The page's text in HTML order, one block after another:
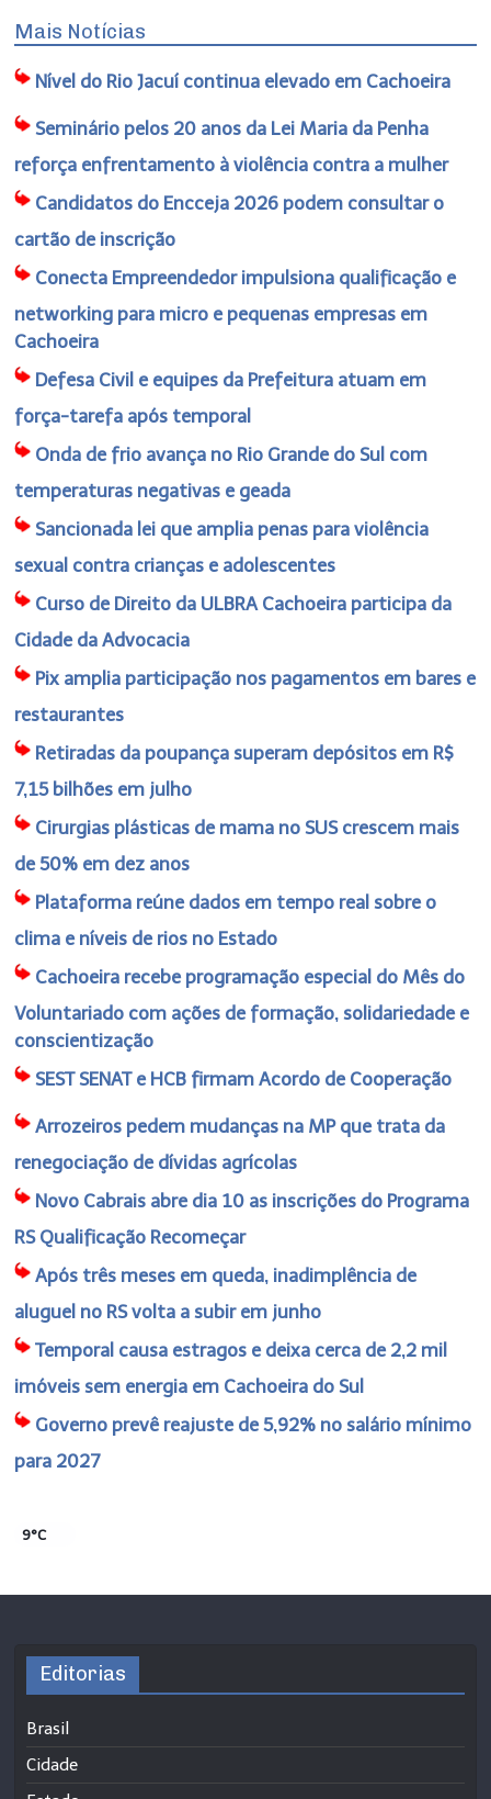
Mais Notícias
Nível do Rio Jacuí continua elevado em Cachoeira
Seminário pelos 20 anos da Lei Maria da Penha
reforça enfrentamento à violência contra a mulher
Candidatos do Encceja 2026 podem consultar o
cartão de inscrição
Conecta Empreendedor impulsiona qualificação e
networking para micro e pequenas empresas em
Cachoeira
Defesa Civil e equipes da Prefeitura atuam em
força-tarefa após temporal
Onda de frio avança no Rio Grande do Sul com
temperaturas negativas e geada
Sancionada lei que amplia penas para violência
sexual contra crianças e adolescentes
Curso de Direito da ULBRA Cachoeira participa da
Cidade da Advocacia
Pix amplia participação nos pagamentos em bares e
restaurantes
Retiradas da poupança superam depósitos em R$
7,15 bilhões em julho
Cirurgias plásticas de mama no SUS crescem mais
de 50% em dez anos
Plataforma reúne dados em tempo real sobre o
clima e níveis de rios no Estado
Cachoeira recebe programação especial do Mês do
Voluntariado com ações de formação, solidariedade e
conscientização
SEST SENAT e HCB firmam Acordo de Cooperação
Arrozeiros pedem mudanças na MP que trata da
renegociação de dívidas agrícolas
Novo Cabrais abre dia 10 as inscrições do Programa
RS Qualificação Recomeçar
Após três meses em queda, inadimplência de
aluguel no RS volta a subir em junho
Temporal causa estragos e deixa cerca de 2,2 mil
imóveis sem energia em Cachoeira do Sul
Governo prevê reajuste de 5,92% no salário mínimo
para 2027
9°C
Editorias
Brasil
Cidade